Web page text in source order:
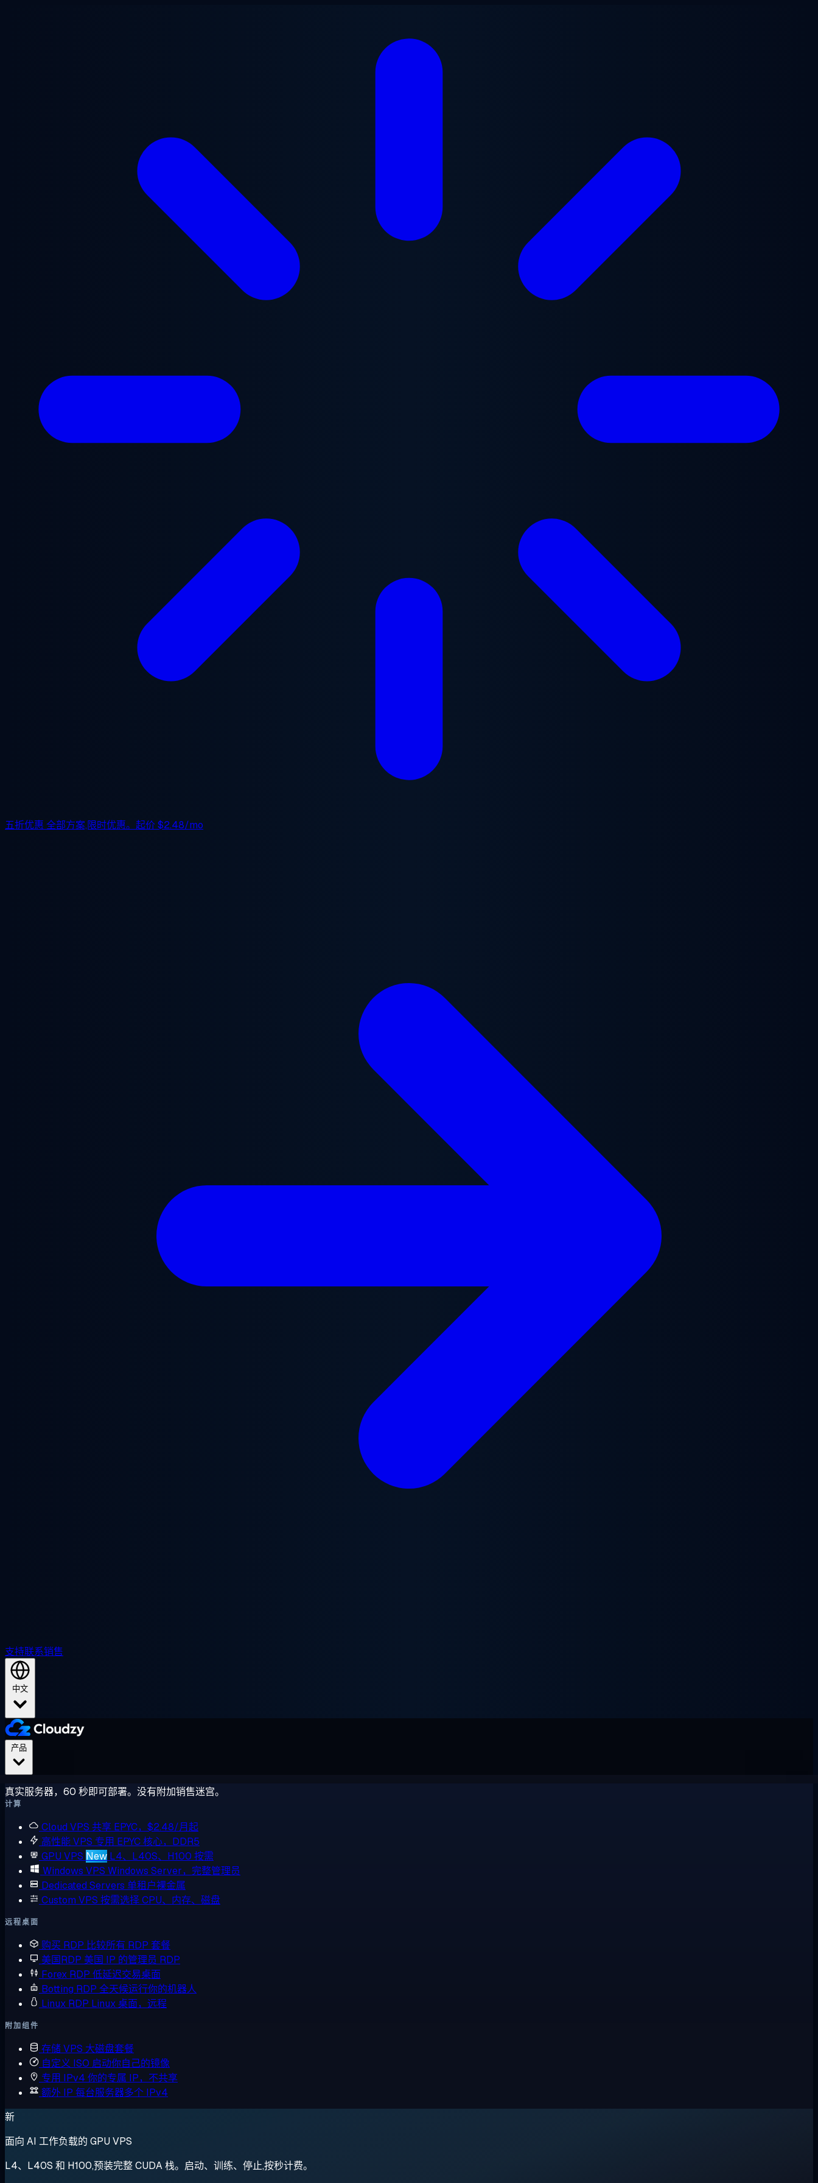
五折优惠 全部方案,限时优惠。起价$2.48/mo
支持联系销售
中文
真实服务器，60 秒即可部署。没有附加销售迷宫。
计算
Cloud VPS 共享 EPYC，$2.48/月起
高性能 VPS 专用 EPYC 核心，DDR5
GPU VPS New L4、L40S、H100 按需
Windows VPS Windows Server，完整管理员
Dedicated Servers 单租户裸金属
Custom VPS 按需选择 CPU、内存、磁盘
远程桌面
购买 RDP 比较所有 RDP 套餐
美国RDP 美国 IP 的管理员 RDP
Forex RDP 低延迟交易桌面
Botting RDP 全天候运行你的机器人
Linux RDP Linux 桌面，远程
附加组件
存储 VPS 大磁盘套餐
自定义 ISO 启动你自己的镜像
专用 IPv4 你的专属 IP，不共享
额外 IP 每台服务器多个 IPv4
新
面向 AI 工作负载的 GPU VPS
L4、L40S 和 H100,预装完整 CUDA 栈。启动、训练、停止,按秒计费。